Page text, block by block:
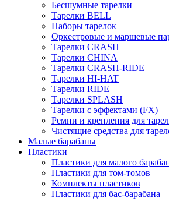
Бесшумные тарелки
Тарелки BELL
Наборы тарелок
Оркестровые и маршевые
Тарелки CRASH
Тарелки CHINA
Тарелки CRASH-RIDE
Тарелки HI-HAT
Тарелки RIDE
Тарелки SPLASH
Тарелки с эффектами (FX)
Ремни и крепления для
Чистящие средства для
Малые барабаны
Пластики
Пластики для малого
Пластики для том-томов
Комплекты пластиков
Пластики для бас-барабана